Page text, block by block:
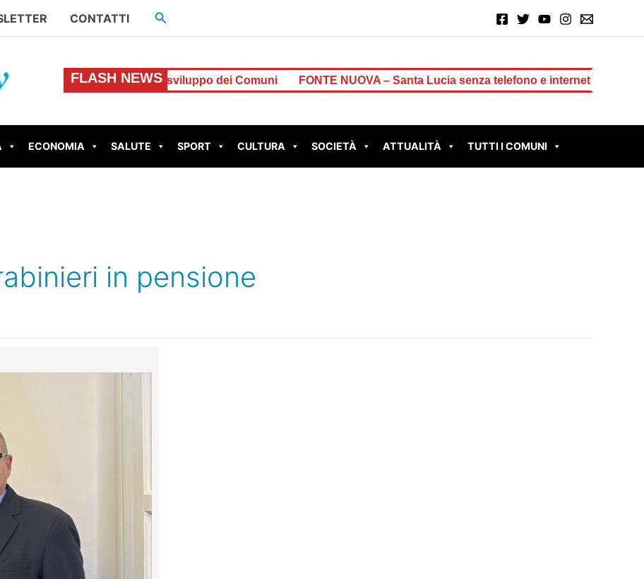
CONTATTI Cerca
FLASH NEWS
milione di euro per lo sviluppo dei Comuni FONTE NUOVA – Santa Lucia senza telefono e internet dal 21 luglio
ECONOMIA SALUTE SPORT CULTURA SOCIETÀ ATTUALITÀ TUTTI I COMUNI
in pensione